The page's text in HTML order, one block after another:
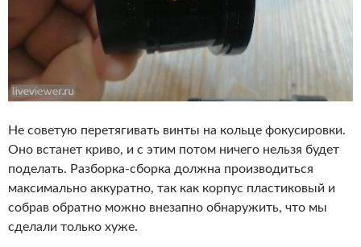
Не советую перетягивать винты на кольце фокусировки.
Оно встанет криво, и с этим потом ничего нельзя будет
поделать. Разборка-сборка должна производиться
максимально аккуратно, так как корпус пластиковый и
собрав обратно можно внезапно обнаружить, что мы
сделали только хуже.